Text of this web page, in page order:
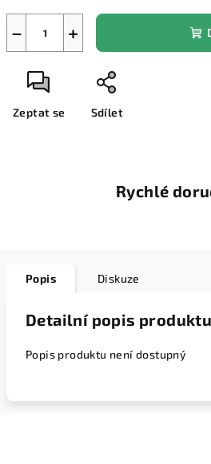
+
−
Zeptat se Sdílet
Rychlé
Popis Diskuze
Detailní popis produktu
Popis produktu není dostupný